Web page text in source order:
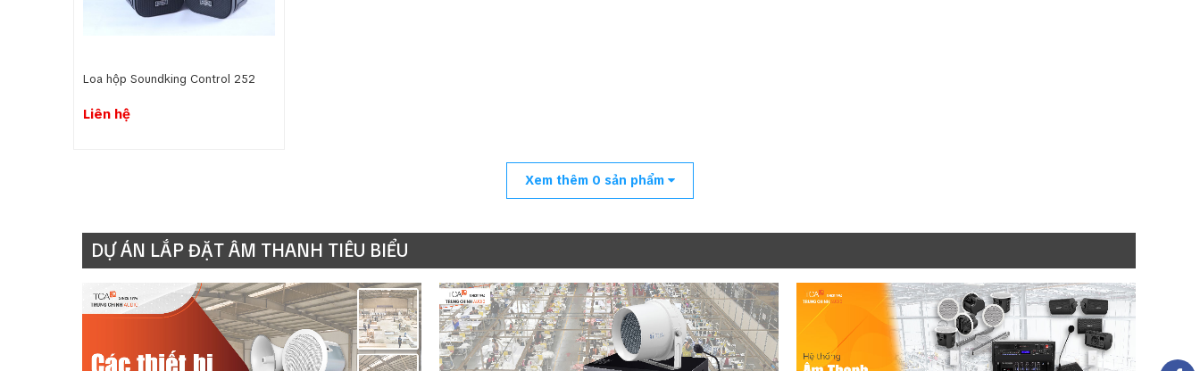
Sơ đồ kết nối hệ thống âm thanh thông báo TOA FV-200
Loa hộp Soundking Control 252
Liên hệ
Xem thêm 0 sản phẩm
DỰ ÁN LẮP ĐẶT ÂM THANH TIÊU BIỂU